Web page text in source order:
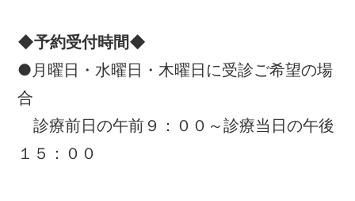
◆予約受付時間◆
●月曜日・水曜日・木曜日に受診ご希望の場
合
診療前日の午前９：００～診療当日の午後
１５：００